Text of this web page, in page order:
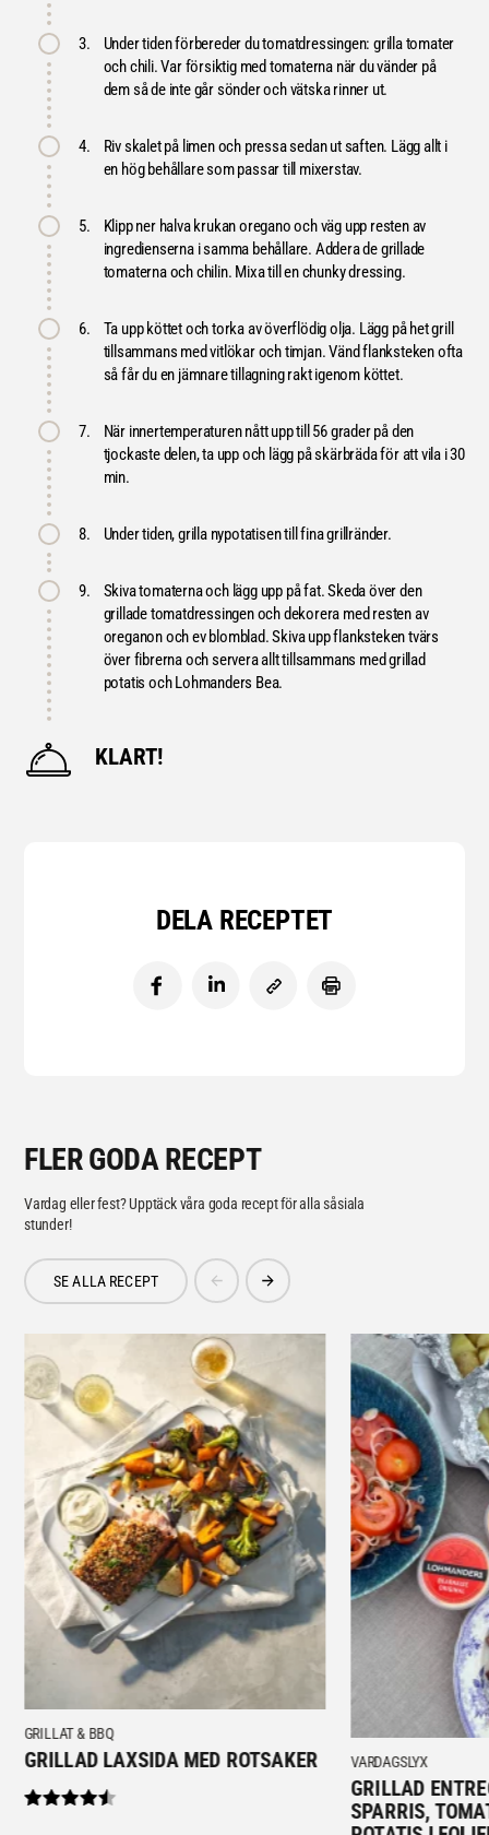
3.
Under tiden förbereder du tomatdressingen: grilla tomater
och chili. Var försiktig med tomaterna när du vänder på
dem så de inte går sönder och vätska rinner ut.
4.
Riv skalet på limen och pressa sedan ut saften. Lägg allt i
en hög behållare som passar till mixerstav.
5.
Klipp ner halva krukan oregano och väg upp resten av
ingredienserna i samma behållare. Addera de grillade
tomaterna och chilin. Mixa till en chunky dressing.
6.
Ta upp köttet och torka av överflödig olja. Lägg på het grill
tillsammans med vitlökar och timjan. Vänd flanksteken ofta
så får du en jämnare tillagning rakt igenom köttet.
7.
När innertemperaturen nått upp till 56 grader på den
tjockaste delen, ta upp och lägg på skärbräda för att vila i 30
min.
8. Under tiden, grilla nypotatisen till fina grillränder.
9.
Skiva tomaterna och lägg upp på fat. Skeda över den
grillade tomatdressingen och dekorera med resten av
oreganon och ev blomblad. Skiva upp flanksteken tvärs
över fibrerna och servera allt tillsammans med grillad
potatis och Lohmanders Bea.
KLART!
DELA RECEPTET
FLER GODA RECEPT
Vardag eller fest? Upptäck våra goda recept för alla såsiala
stunder!
SE ALLA RECEPT
GRILLAT & BBQ
GRILLAD LAXSIDA MED ROTSAKER VARDAGSLYX
GRILLAD
SPARRIS,